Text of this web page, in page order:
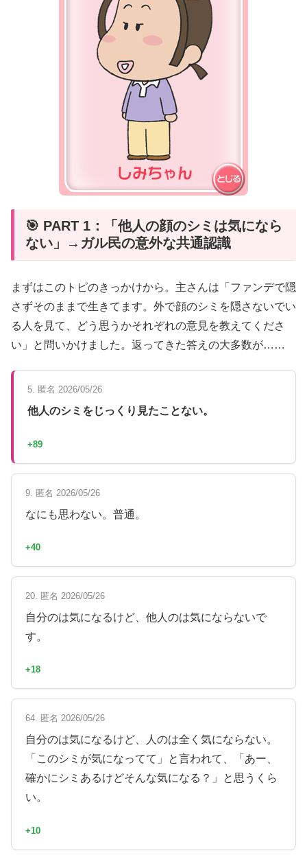
🎯 PART 1：「他人の顔のシミは気になら
ない」→ガル民の意外な共通認識
まずはこのトピのきっかけから。主さんは「ファンデで隠
さずそのままで生きてます。外で顔のシミを隠さないでい
る人を見て、どう思うかそれぞれの意見を教えてくださ
い」と問いかけました。返ってきた答えの大多数が……
5. 匿名 2026/05/26
他人のシミをじっくり見たことない。
+89
9. 匿名 2026/05/26
なにも思わない。普通。
+40
20. 匿名 2026/05/26
自分のは気になるけど、他人のは気にならないで
す。
+18
64. 匿名 2026/05/26
自分のは気になるけど、人のは全く気にならない。
「このシミが気になってて」と言われて、「あー、
確かにシミあるけどそんな気になる？」と思うくら
い。
+10